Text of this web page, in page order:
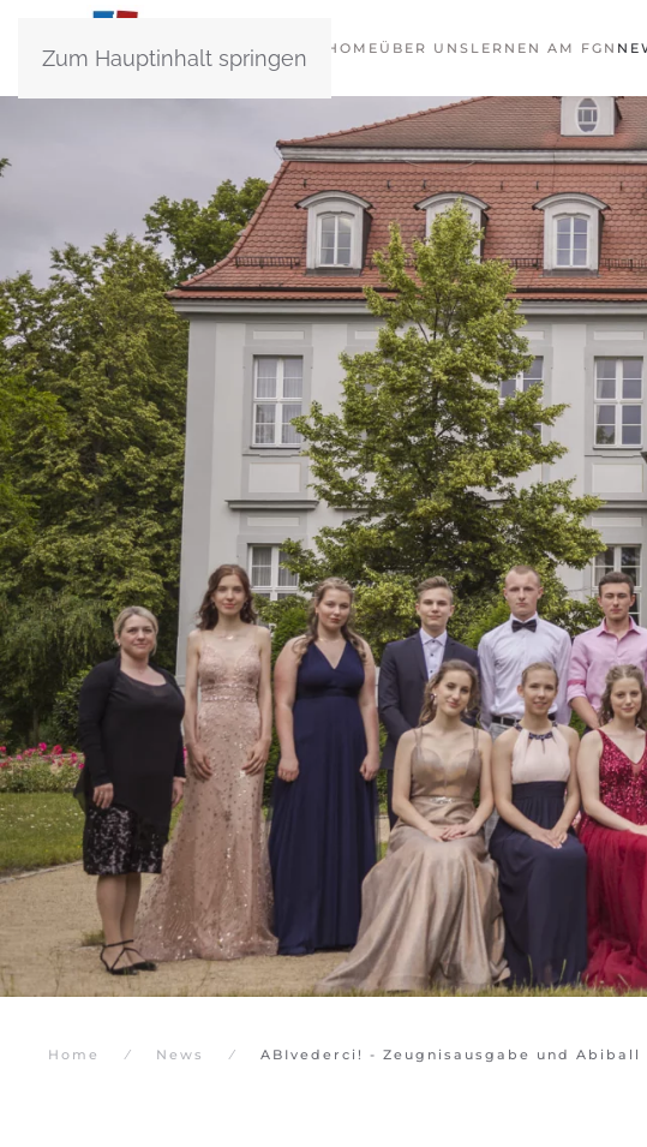
Zum Hauptinhalt springen HOME ÜBER UNS LERNEN AM FGN
Home News ABIvederci! - Zeugnisausgabe und Abiball